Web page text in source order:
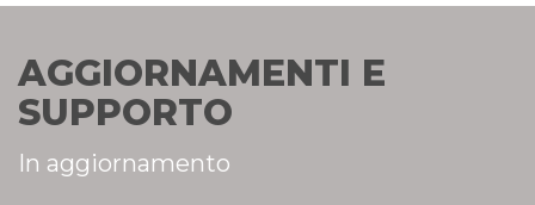
AGGIORNAMENTI E
SUPPORTO
In aggiornamento